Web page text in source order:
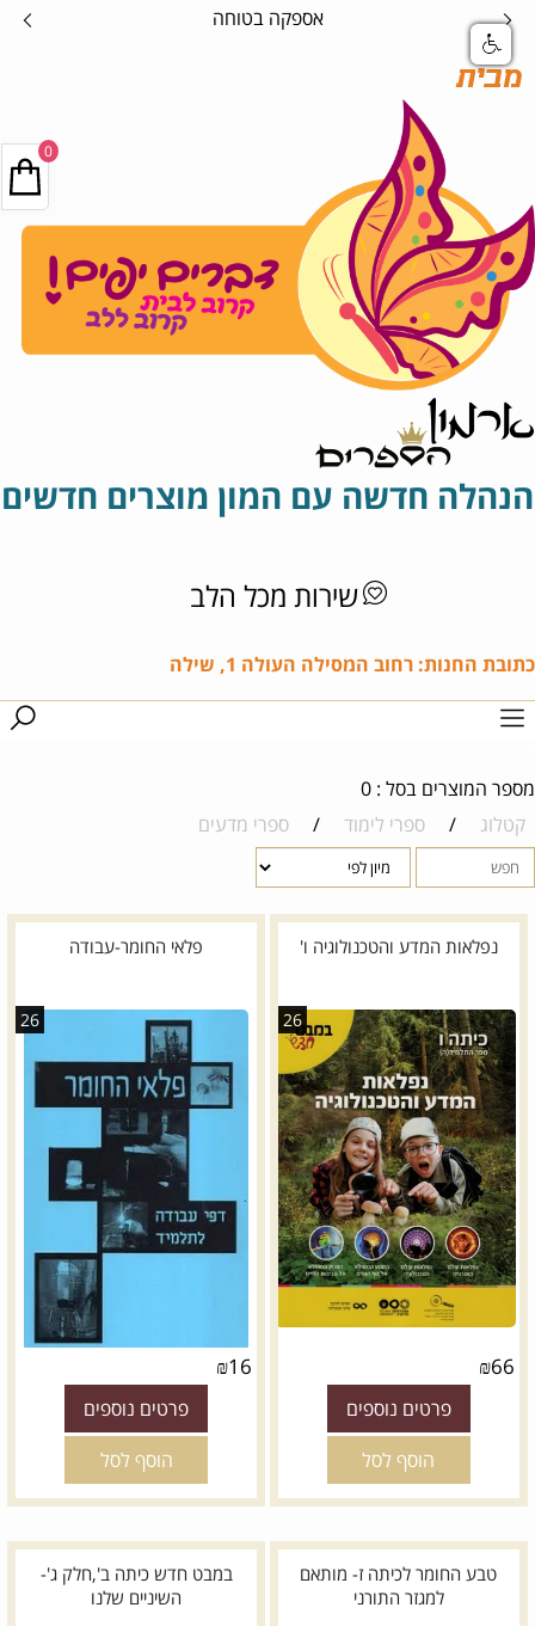
קנה אונליין במהירות ללא לחכות
מבית
הנהלה חדשה עם המון מוצרים חדשים
שירות מכל הלב
כתובת החנות: רחוב המסילה העולה 1, שילה
מספר המוצרים בסל : 0
קטלוג
/ ספרי לימוד / ספרי מדעים
0
נפלאות המדע והטכנולוגיה ו'
26
₪66
פרטים נוספים
הוסף לסל
פלאי החומר-עבודה
26
₪16
פרטים נוספים
הוסף לסל
טבע החומר לכיתה ז- מותאם
למגזר התורני
במבט חדש כיתה ב',חלק ג'-
השיניים שלנו